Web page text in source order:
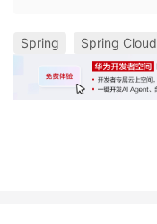
Spring Spring Cloud